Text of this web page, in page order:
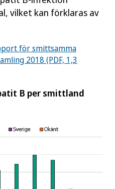
vilket kan förklaras av
för smittsamma
2018 (PDF, 1,3
B per smittland